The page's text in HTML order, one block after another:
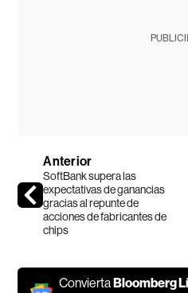
Anterior
SoftBank supera las
expectativas de ganancias
gracias al repunte de
acciones de fabricantes de
chips
ConviertaBloomberg